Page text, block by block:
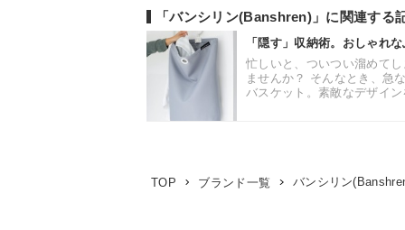
「バンシリン(Banshren)」に関連する
「隠す」収納術。おしゃれ
忙しいと、ついつい溜めて
ませんか？ そんなとき、急
バスケット。素敵なデザイ
TOP ブランド一覧 バンシリン